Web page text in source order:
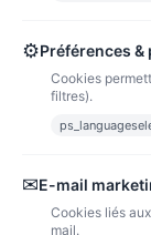
Liens utiles
⚙Préférences
Cookies
filtres).
✉E-mail
Cookies liés
mail.